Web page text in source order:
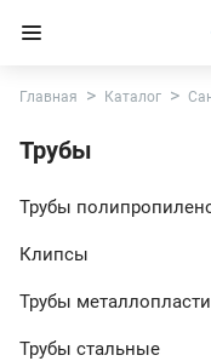
Главная Каталог
Трубы
Трубы
Клипсы
Трубы
Трубы стальные